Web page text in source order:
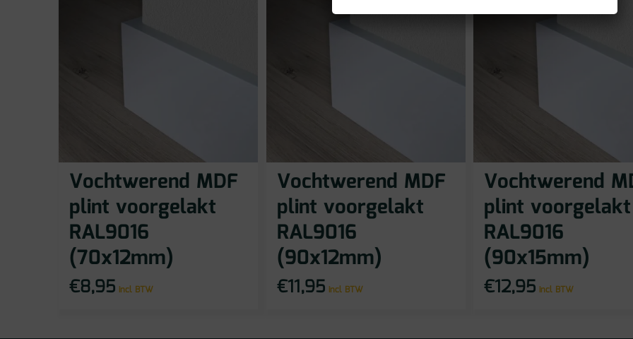
Vochtwerend MDF
plint voorgelakt
RAL9016
(70x12mm)
€8,95 incl BTW
Vochtwerend MDF
plint voorgelakt
RAL9016
(90x12mm)
€11,95 incl BTW
Vochtwerend
plint voorgelakt
RAL9016
(90x15mm)
€12,95 incl BTW